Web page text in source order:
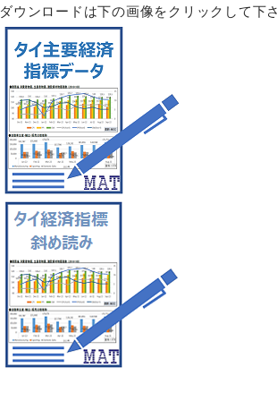
ダウンロードは下の画像をクリックして下